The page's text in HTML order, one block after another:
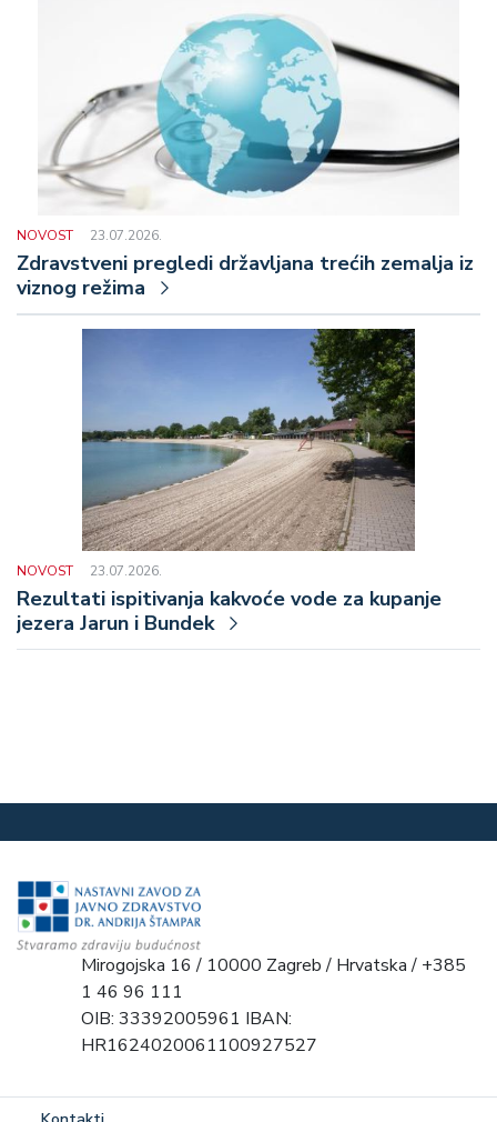
NOVOST 23.07.2026.
Zdravstveni pregledi državljana trećih zemalja iz
viznog režima
NOVOST 23.07.2026.
Rezultati ispitivanja kakvoće vode za kupanje
jezera Jarun i Bundek
Mirogojska 16 / 10000 Zagreb / Hrvatska / +385
1 46 96 111
OIB: 33392005961 IBAN:
HR1624020061100927527